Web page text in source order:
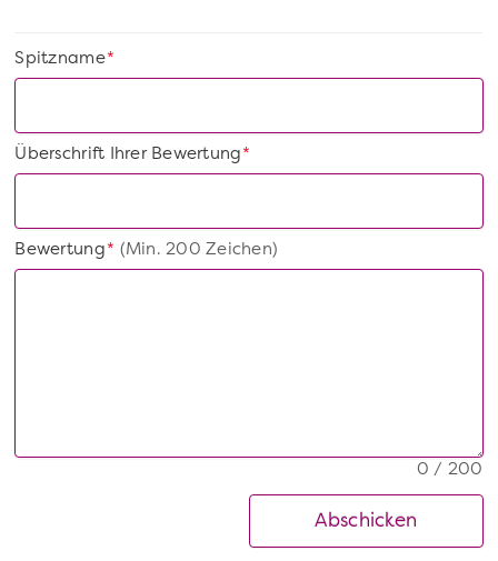
*
Spitzname
*
Überschrift Ihrer Bewertung
*
Bewertung(Min. 200 Zeichen)
0 / 200
Abschicken